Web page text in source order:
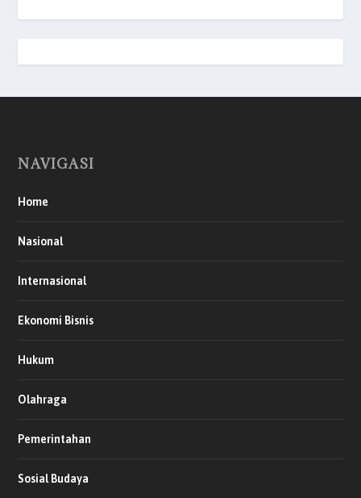
NAVIGASI
Home
Nasional
Internasional
Ekonomi Bisnis
Hukum
Olahraga
Pemerintahan
Sosial Budaya